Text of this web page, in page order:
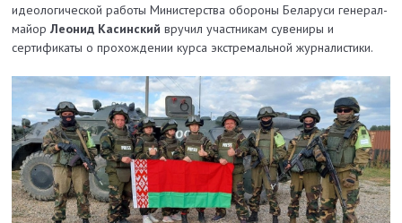
идеологической работы Министерства обороны Беларуси генерал-
майор Леонид Касинскийвручил участникам сувениры и
сертификаты о прохождении курса экстремальной журналистики.